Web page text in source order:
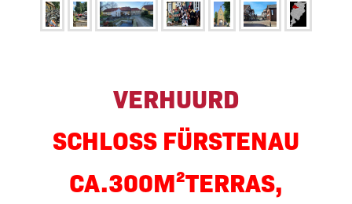
FÜRSTENAU Duitsland
Kasteel Restaurant
"Torhaus"
VERHUURD
SCHLOSS FÜRSTENAU
CA.300M²TERRAS,